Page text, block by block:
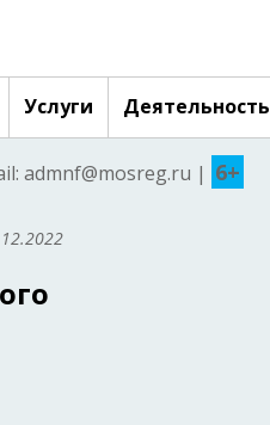
Услуги Деятельность
admnf@mosreg.ru | 6+